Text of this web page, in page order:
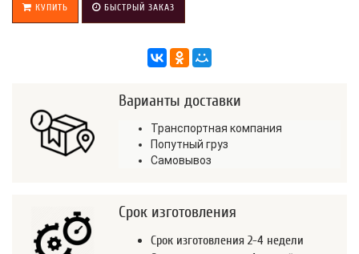
КУПИТЬ БЫСТРЫЙ ЗАКАЗ
Варианты доставки
Транспортная компания
Попутный груз
Самовывоз
Срок изготовления
Срок изготовления 2-4 недели